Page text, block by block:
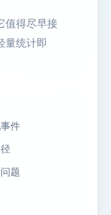
值得尽早接
量统计即
件
题